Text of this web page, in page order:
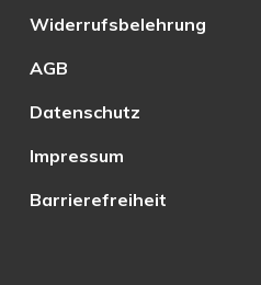
Widerrufsbelehrung
AGB
Datenschutz
Impressum
Barrierefreiheit